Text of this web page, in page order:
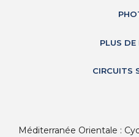
PLUS
CIRCUITS
Méditerranée Orientale :